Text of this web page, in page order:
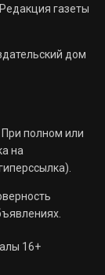
газеты
дом
полном или
на
16+